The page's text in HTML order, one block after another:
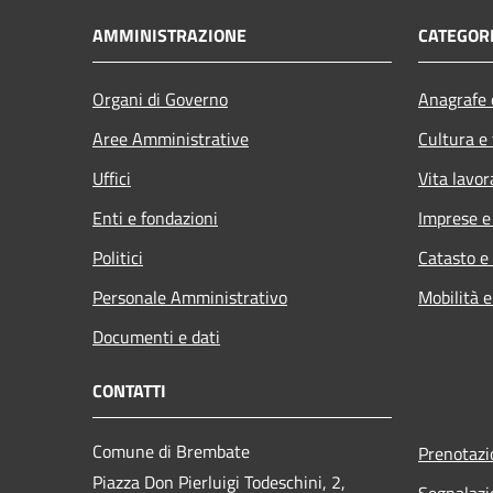
AMMINISTRAZIONE
Organi di Governo
Aree Amministrative
Uffici
Enti e fondazioni
Politici
Personale Amministrativo
Documenti e dati
Cultura
Vita
Imprese
Catasto
Mobilità
CONTATTI
Comune di Brembate
Piazza Don Pierluigi Todeschini, 2,